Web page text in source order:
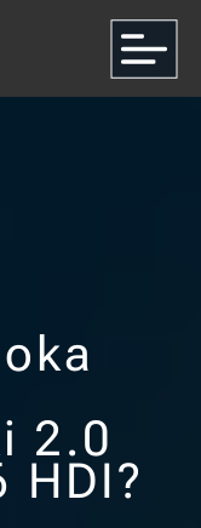
2.0
HDI?